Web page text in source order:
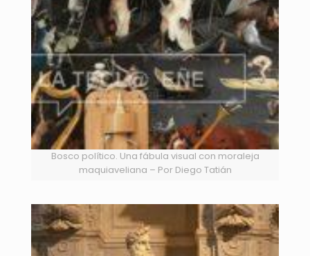
Bosco político. Una fábula visual con moraleja
maquiaveliana – Por Diego Tatián